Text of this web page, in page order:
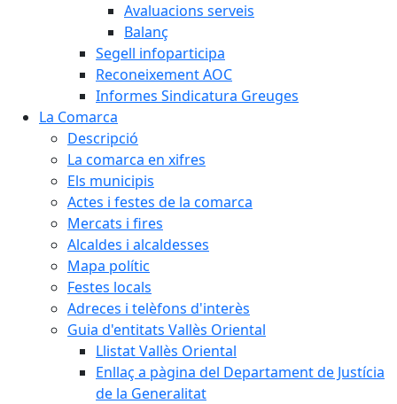
Avaluacions serveis
Balanç
Segell infoparticipa
Reconeixement AOC
Informes Sindicatura Greuges
La Comarca
Descripció
La comarca en xifres
Els municipis
Actes i festes de la comarca
Mercats i fires
Alcaldes i alcaldesses
Mapa polític
Festes locals
Adreces i telèfons d'interès
Guia d'entitats Vallès Oriental
Llistat Vallès Oriental
Enllaç a pàgina del Departament de Justícia
de la Generalitat